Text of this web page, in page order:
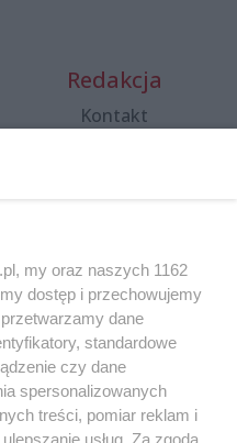
Redakcja
Kontakt
Specjalny koncert z okazji
20. urodzin portalu
wSzczecinie.pl
Regulamin konkursów
śniadaniówka "Hej
Szczecin! Jest piątek!"
my oraz naszych 1162
dostęp i przechowujemy
dane
standardowe
czy dane
spersonalizowanych
treści, pomiar reklam i
usług. Za zgodą